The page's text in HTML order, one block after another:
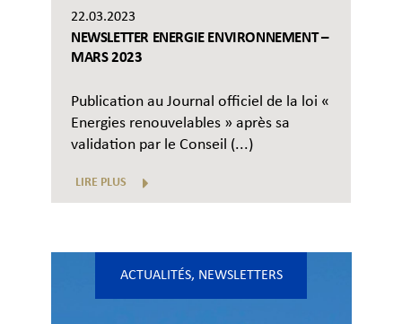
22.03.2023
NEWSLETTER ENERGIE ENVIRONNEMENT –
MARS 2023
Publication au Journal officiel de la loi «
Energies renouvelables » après sa
validation par le Conseil (...)
LIRE PLUS
ACTUALITÉS, NEWSLETTERS